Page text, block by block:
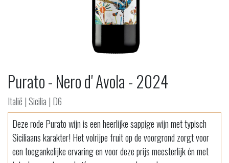
Purato - Nero d' Avola - 2024
Italië | Sicilia | D6
Deze rode Purato wijn is een heerlijke sappige wijn met typisch
Siciliaans karakter! Het volrijpe fruit op de voorgrond zorgt voor
een toegankelijke ervaring en voor deze prijs meesterlijk én met